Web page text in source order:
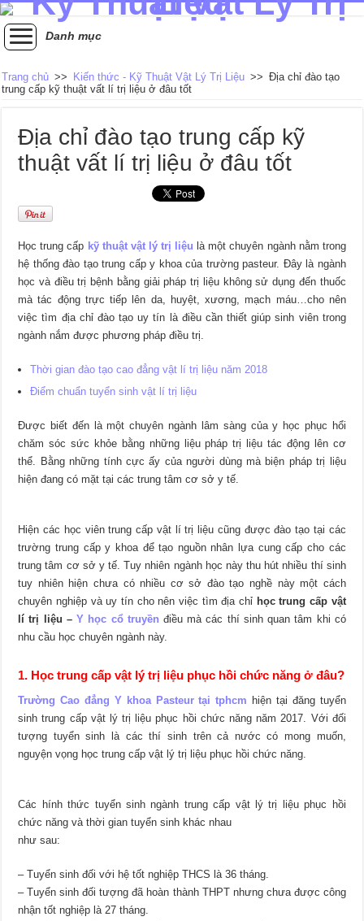
Danh mục
Trang chủ >> Kiến thức - Kỹ Thuật Vật Lý Trị Liệu >> Địa chỉ đào tạo
trung cấp kỹ thuật vất lí trị liệu ở đâu tốt
Địa chỉ đào tạo trung cấp kỹ
thuật vất lí trị liệu ở đâu tốt
Học trung cấp kỹ thuật vật lý trị liệu là một chuyên ngành nằm trong
hệ thống đào tạo trung cấp y khoa của trường pasteur. Đây là ngành
học và điều trị bệnh bằng giải pháp trị liệu không sử dụng đến thuốc
mà tác động trực tiếp lên da, huyệt, xương, mạch máu…cho nên
việc tìm địa chỉ đào tạo uy tín là điều cần thiết giúp sinh viên trong
ngành nắm được phương pháp điều trị.
Thời gian đào tạo cao đẳng vật lí trị liệu năm 2018
Điểm chuẩn tuyển sinh vật lí trị liệu
Được biết đến là một chuyên ngành lâm sàng của y học phục hổi
chăm sóc sức khỏe bằng những liệu pháp trị liệu tác động lên cơ
thể. Bằng những tính cực ấy của người dùng mà biện pháp trị liệu
hiện đang có mặt tại các trung tâm cơ sở y tế.
Hiện các học viên trung cấp vật lí trị liệu cũng được đào tạo tại các
trường trung cấp y khoa để tạo nguồn nhân lựa cung cấp cho các
trung tâm cơ sở y tế. Tuy nhiên ngành học này thu hút nhiều thí sinh
tuy nhiên hiện chưa có nhiều cơ sở đào tạo nghề này một cách
chuyên nghiệp và uy tín cho nên việc tìm địa chỉ học trung cấp vật
lí trị liệu –Y học cổ truyền điều mà các thí sinh quan tâm khi có
nhu cầu học chuyên ngành này.
1. Học trung cấp vật lý trị liệu phục hồi chức năng ở đâu?
Trường Cao đẳng Y khoa Pasteur tại tphcm hiện tại đăng tuyển
sinh trung cấp vật lý trị liệu phục hồi chức năng năm 2017. Với đối
tượng tuyển sinh là các thí sinh trên cả nước có mong muốn,
nguyện vọng học trung cấp vật lý trị liệu phục hồi chức năng.
Các hính thức tuyển sinh ngành trung cấp vật lý trị liệu phục hồi
chức năng và thời gian tuyển sinh khác nhau
như sau:
– Tuyển sinh đối với hệ tốt nghiệp THCS là 36 tháng.
– Tuyển sinh đối tượng đã hoàn thành THPT nhưng chưa được công
nhận tốt nghiệp là 27 tháng.